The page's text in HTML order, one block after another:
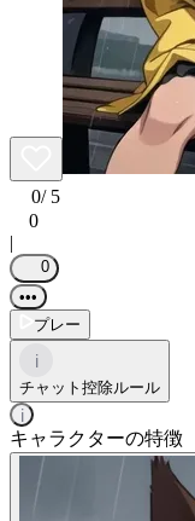
0/ 5
0
|
0
•••
プレー
i
チャット控除ルール
i
キャラクターの特徴